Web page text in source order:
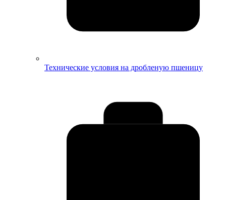
Технические условия на дробленую пшеницу